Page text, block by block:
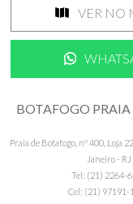
VER NO
BOTAFOGO
Praia de Botafogo, nº 400, Loja
Janeiro - RJ
Tel: (21) 2264-
Cel: (21) 97191-